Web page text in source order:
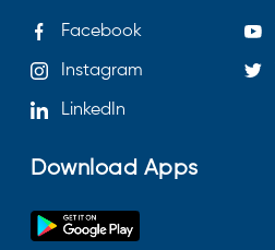
Facebook
Instagram
LinkedIn
Download Apps